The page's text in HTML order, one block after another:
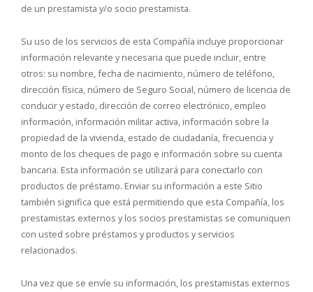
de un prestamista y/o socio prestamista.
Su uso de los servicios de esta Compañía incluye proporcionar
información relevante y necesaria que puede incluir, entre
otros: su nombre, fecha de nacimiento, número de teléfono,
dirección física, número de Seguro Social, número de licencia de
conducir y estado, dirección de correo electrónico, empleo
información, información militar activa, información sobre la
propiedad de la vivienda, estado de ciudadanía, frecuencia y
monto de los cheques de pago e información sobre su cuenta
bancaria. Esta información se utilizará para conectarlo con
productos de préstamo. Enviar su información a este Sitio
también significa que está permitiendo que esta Compañía, los
prestamistas externos y los socios prestamistas se comuniquen
con usted sobre préstamos y productos y servicios
relacionados.
Una vez que se envíe su información, los prestamistas externos